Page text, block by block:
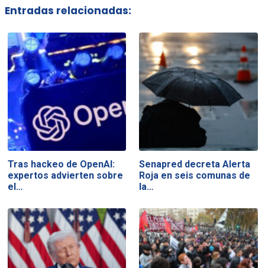
Entradas relacionadas:
Tras hackeo de OpenAI:
expertos advierten sobre
el…
Senapred decreta Alerta
Roja en seis comunas de
la…